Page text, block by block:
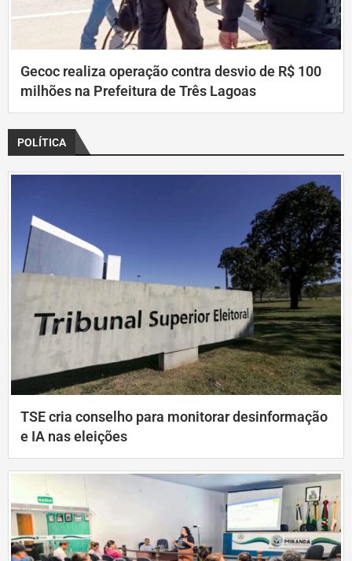
Gecoc realiza operação contra desvio de R$ 100
milhões na Prefeitura de Três Lagoas
POLÍTICA
TSE cria conselho para monitorar desinformação
e IA nas eleições